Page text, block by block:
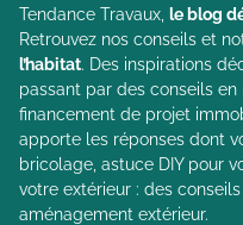
Tendance Travaux, le blog
Retrouvez nos conseils et
l’habitat. Des inspirations
passant par des conseils
financement de projet
apporte les réponses dont
bricolage, astuce DIY pour
votre extérieur : des
aménagement extérieur.